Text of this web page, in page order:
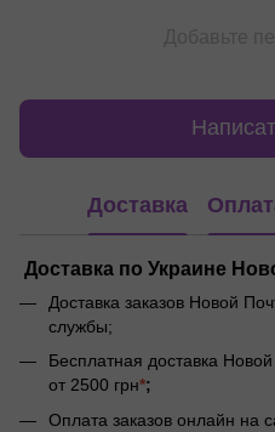
Доставка
Доставка по Украине
Доставка заказов Новой
службы;
Бесплатная доставка
от 2500 грн*;
Оплата заказов онлайн на